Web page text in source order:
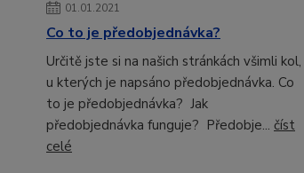
01.01.2021
Co to je předobjednávka?
Určitě jste si na našich stránkách všimli kol,
u kterých je napsáno předobjednávka. Co
to je předobjednávka? Jak
předobjednávka funguje? Předobje... číst
celé